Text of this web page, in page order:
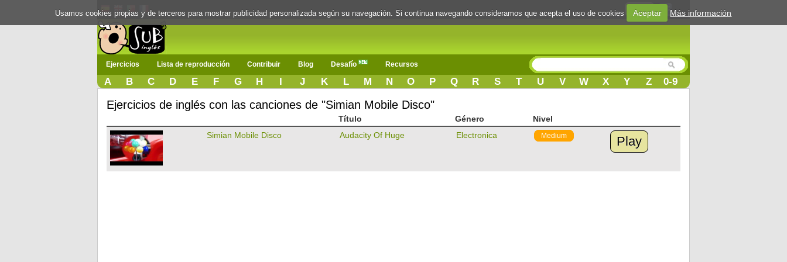
Login
Ejercicios Lista de reproducción Contribuir Blog Desafío Recursos
A B C D E F G H I J K L M N O P Q R S T U V W X Y Z 0-9
Ejercicios de inglés con las canciones de "Simian Mobile Disco"
Título Género
Nivel
Simian Mobile Disco
Audacity Of Huge Electronica Medium Play
Usamos cookies propias y de terceros para mostrar publicidad personalizada según su navegación. Si continua navegando consideramos que acepta el uso de cookies Aceptar Más información